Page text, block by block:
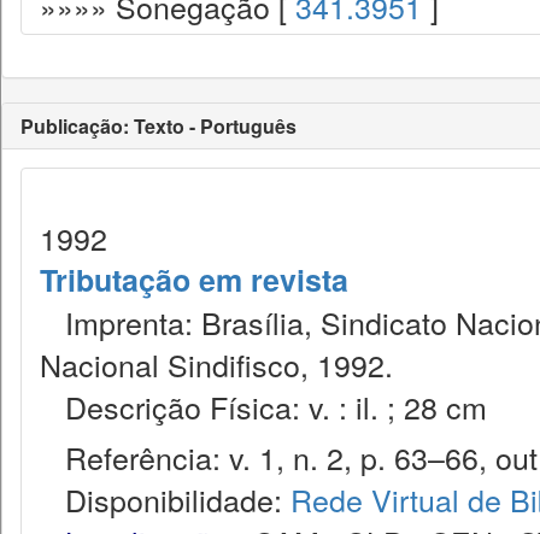
Publicação: Texto - Português
1992
Tributação em revista
Imprenta: Brasília, Sindicato
Nacional Sindifisco, 1992.
Descrição Física: v. : il. ; 28 cm
Referência: v. 1, n. 2, p. 63–66,
Disponibilidade: Rede Virtual de